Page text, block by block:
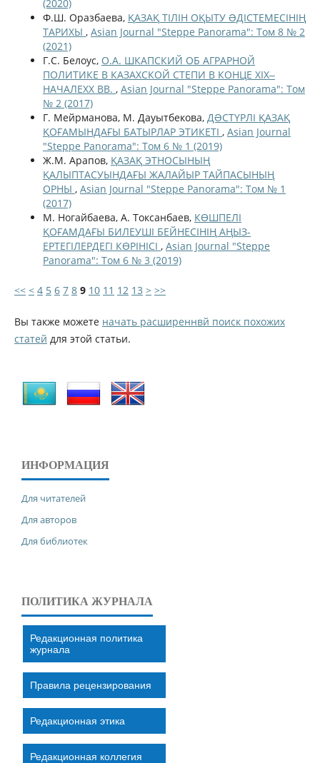
(2020)
Ф.Ш. Оразбаева, ҚАЗАҚ ТІЛІН ОҚЫТУ ƏДІСТЕМЕСІНІҢ
ТАРИХЫ , Asian Journal "Steppe Panorama": Том 8 № 2
(2021)
Г.С. Белоус, О.А. ШКАПСКИЙ ОБ АГРАРНОЙ
ПОЛИТИКЕ В КАЗАХСКОЙ СТЕПИ В КОНЦЕ XIX‒
НАЧАЛЕXX ВВ. , Asian Journal "Steppe Panorama": Том
№ 2 (2017)
Г. Мейрманова, М. Дауытбекова, ДƏСТҮРЛІ ҚАЗАҚ
ҚОҒАМЫНДАҒЫ БАТЫРЛАР ЭТИКЕТІ , Asian Journal
"Steppe Panorama": Том 6 № 1 (2019)
Ж.М. Арапов, ҚАЗАҚ ЭТНОСЫНЫҢ
ҚАЛЫПТАСУЫНДАҒЫ ЖАЛАЙЫР ТАЙПАСЫНЫҢ
ОРНЫ , Asian Journal "Steppe Panorama": Том № 1
(2017)
М. Ногайбаева, А. Токсанбаев, КӨШПЕЛІ
ҚОҒАМДАҒЫ БИЛЕУШІ БЕЙНЕСІНІҢ АҢЫЗ-
ЕРТЕГІЛЕРДЕГІ КӨРІНІСІ , Asian Journal "Steppe
Panorama": Том 6 № 3 (2019)
<< < 4 5 6 7 8 9 10 11 12 13 > >>
Вы также можете начать расширеннвй поиск похожих
статей для этой статьи.
ИНФОРМАЦИЯ
Для читателей
Для авторов
Для библиотек
ПОЛИТИКА ЖУРНАЛА
Редакционная политика
журнала
Правила рецензирования
Редакционная этика
Редакционная коллегия